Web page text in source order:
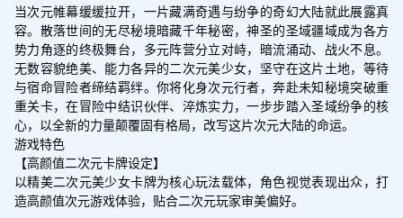
当次元帷幕缓缓拉开，一片藏满奇遇与纷争的奇幻大陆就此展露真
容。散落世间的无尽秘境暗藏千年秘密，神圣的圣域疆域成为各方
势力角逐的终极舞台，多元阵营分立对峙，暗流涌动、战火不息。
无数容貌绝美、能力各异的二次元美少女，坚守在这片土地，等待
与宿命冒险者缔结羁绊。你将化身次元行者，奔赴未知秘境突破重
重关卡，在冒险中结识伙伴、淬炼实力，一步步踏入圣域纷争的核
心，以全新的力量颠覆固有格局，改写这片次元大陆的命运。
游戏特色
【高颜值二次元卡牌设定】
以精美二次元美少女卡牌为核心玩法载体，角色视觉表现出众，打
造高颜值次元游戏体验，贴合二次元玩家审美偏好。